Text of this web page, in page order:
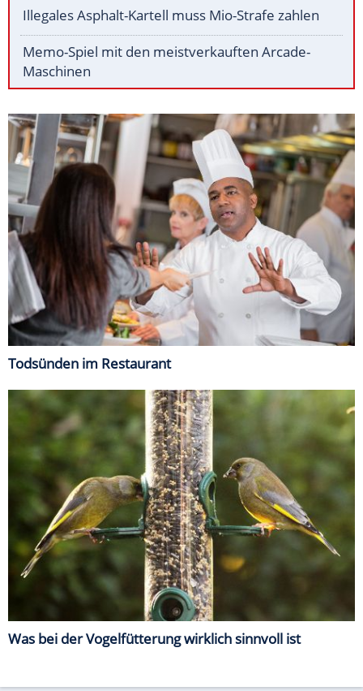
Illegales Asphalt-Kartell muss Mio-Strafe zahlen
Memo-Spiel mit den meistverkauften Arcade-
Maschinen
Todsünden im Restaurant
Was bei der Vogelfütterung wirklich sinnvoll ist